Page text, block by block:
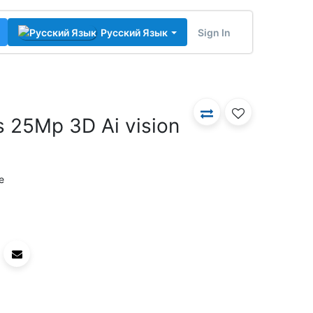
Русский Язык Sign In
25Mp 3D Ai vision